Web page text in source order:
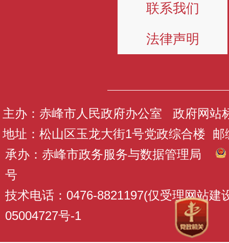
联系我们
法律声明
主办：赤峰市人民政府办公室 政府网站
地址：松山区玉龙大街1号党政综合楼 邮
承办：赤峰市政务服务与数据管理局
号
技术电话：0476-8821197(仅受理网站建
05004727号-1